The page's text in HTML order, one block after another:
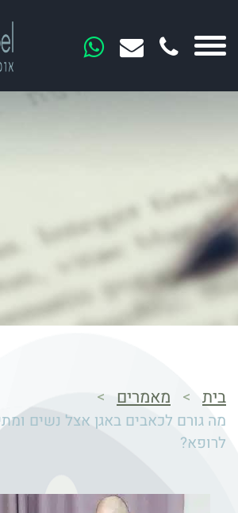
בית > מאמרים >
מה גורם לכאבים באגן אצל נשים
לרופא?